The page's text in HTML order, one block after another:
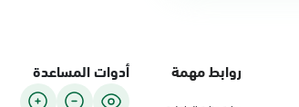
روابط مهمة أدوات المساعدة